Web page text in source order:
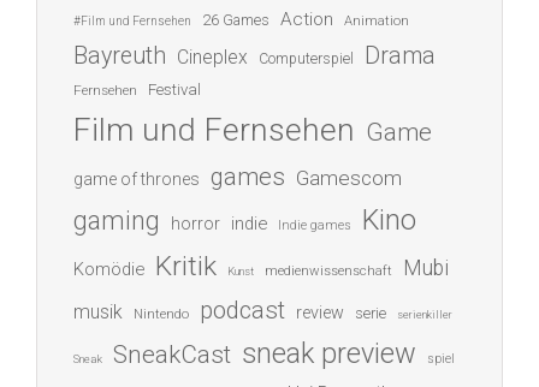
#Film und Fernsehen 26 Games Action Animation
Bayreuth Cineplex Computerspiel Drama
Fernsehen Festival
Film und Fernsehen Game
game of thrones games Gamescom
gaming horror indie Indie games Kino
Komödie Kritik Kunst medienwissenschaft Mubi
musik Nintendo podcast review serie serienkiller
Sneak SneakCast sneak preview spiel